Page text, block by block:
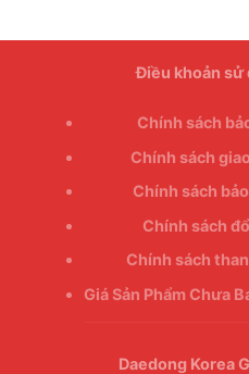
Điều khoản sử
Chính sách
Chính sách
Chính sách
Chính sách
Chính sách
Giá Sản Phẩm Chưa
Daedong Korea